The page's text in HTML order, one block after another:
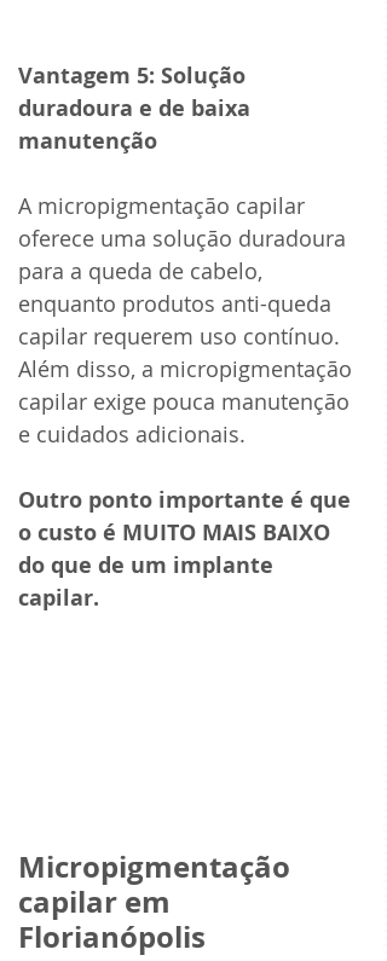
Vantagem 5: Solução
duradoura e de baixa
manutenção
A micropigmentação capilar
oferece uma solução duradoura
para a queda de cabelo,
enquanto produtos anti-queda
capilar requerem uso contínuo.
Além disso, a micropigmentação
capilar exige pouca manutenção
e cuidados adicionais.
Outro ponto importante é que
o custo é MUITO MAIS BAIXO
do que de um implante
capilar.
Micropigmentação
capilar em
Florianópolis